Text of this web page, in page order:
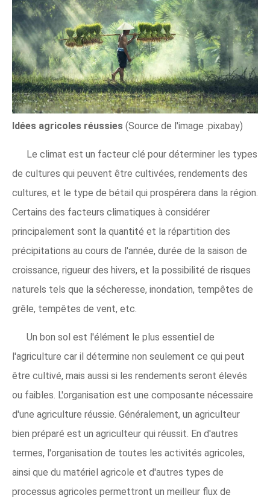
Idées agricoles réussies (Source de l'image :pixabay)
Le climat est un facteur clé pour déterminer les types
de cultures qui peuvent être cultivées, rendements des
cultures, et le type de bétail qui prospérera dans la région.
Certains des facteurs climatiques à considérer
principalement sont la quantité et la répartition des
précipitations au cours de l'année, durée de la saison de
croissance, rigueur des hivers, et la possibilité de risques
naturels tels que la sécheresse, inondation, tempêtes de
grêle, tempêtes de vent, etc.
Un bon sol est l'élément le plus essentiel de
l'agriculture car il détermine non seulement ce qui peut
être cultivé, mais aussi si les rendements seront élevés
ou faibles. L'organisation est une composante nécessaire
d'une agriculture réussie. Généralement, un agriculteur
bien préparé est un agriculteur qui réussit. En d'autres
termes, l'organisation de toutes les activités agricoles,
ainsi que du matériel agricole et d'autres types de
processus agricoles permettront un meilleur flux de